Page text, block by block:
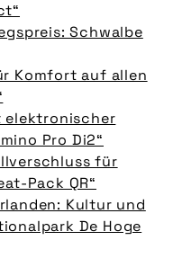
Schwalbe
Komfort auf allen
elektronischer
Pro Di2“
für
Pack QR“
Kultur und
De Hoge